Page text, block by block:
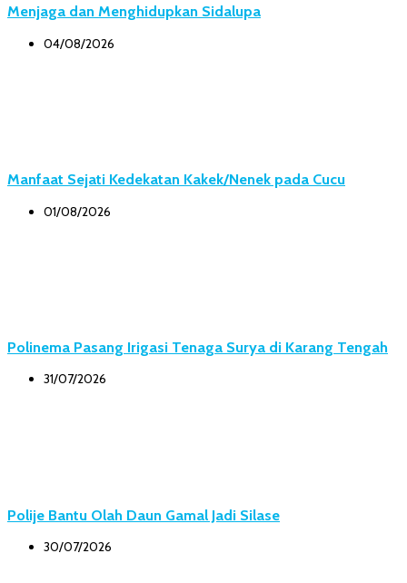
Menjaga dan Menghidupkan Sidalupa
04/08/2026
Manfaat Sejati Kedekatan Kakek/Nenek pada Cucu
01/08/2026
Polinema Pasang Irigasi Tenaga Surya di Karang Tengah
31/07/2026
Polije Bantu Olah Daun Gamal Jadi Silase
30/07/2026